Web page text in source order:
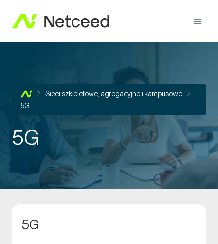
Sieci szkieletowe, agregacyjne i kampusowe
5G
5G
5G